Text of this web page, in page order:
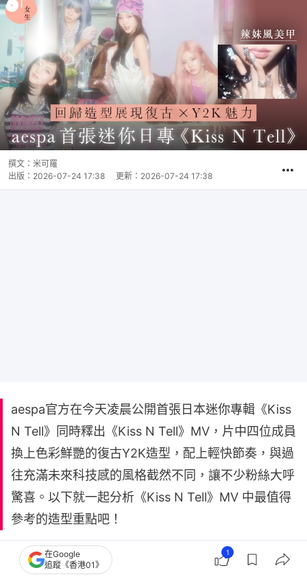
撰文： 米可羅
出版： 2026-07-24 17:38 更新： 2026-07-24 17:38
aespa官方在今天凌晨公開首張日本迷你專輯《Kiss
N Tell》同時釋出《Kiss N Tell》MV，片中四位成員
換上色彩鮮艷的復古Y2K造型，配上輕快節奏，與過
往充滿未來科技感的風格截然不同，讓不少粉絲大呼
驚喜。以下就一起分析《Kiss N Tell》MV 中最值得
參考的造型重點吧！
在Google
追蹤《香港01》
1